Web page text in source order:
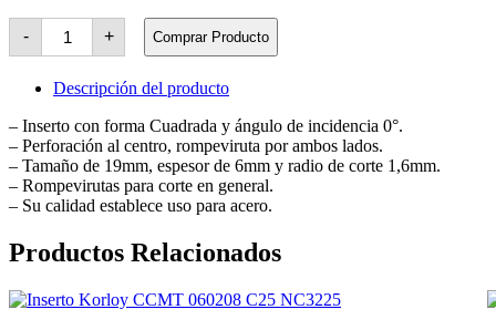
-
Inserto
Korloy
SNMG
190616
B25
cantidad
+ Comprar Producto
Descripción del producto
– Inserto con forma Cuadrada y ángulo de incidencia 0°.
– Perforación al centro, rompeviruta por ambos lados.
– Tamaño de 19mm, espesor de 6mm y radio de corte 1,6mm.
– Rompevirutas para corte en general.
– Su calidad establece uso para acero.
Productos Relacionados